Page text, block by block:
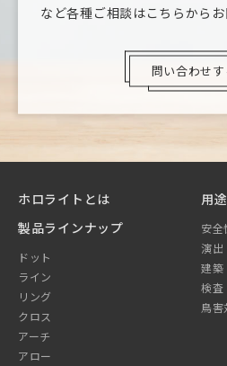
など各種ご相談はこちらからお
問い合わせす
ホロライトとは
製品ラインナップ
ドット
ライン
リング
クロス
アーチ
アロー
用
安全
演出
建築
検査
鳥害